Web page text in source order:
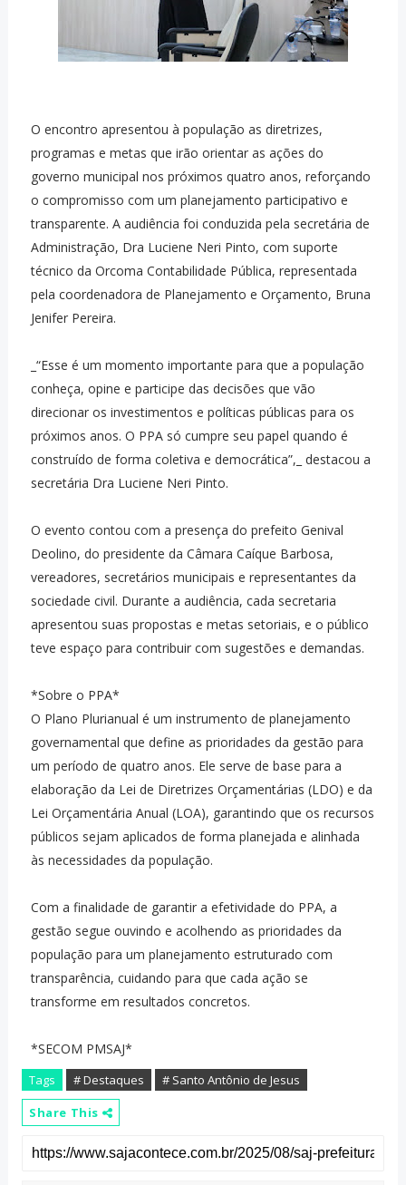
O encontro apresentou à população as diretrizes,
programas e metas que irão orientar as ações do
governo municipal nos próximos quatro anos, reforçando
o compromisso com um planejamento participativo e
transparente. A audiência foi conduzida pela secretária de
Administração, Dra Luciene Neri Pinto, com suporte
técnico da Orcoma Contabilidade Pública, representada
pela coordenadora de Planejamento e Orçamento, Bruna
Jenifer Pereira.
_“Esse é um momento importante para que a população
conheça, opine e participe das decisões que vão
direcionar os investimentos e políticas públicas para os
próximos anos. O PPA só cumpre seu papel quando é
construído de forma coletiva e democrática”,_ destacou a
secretária Dra Luciene Neri Pinto.
O evento contou com a presença do prefeito Genival
Deolino, do presidente da Câmara Caíque Barbosa,
vereadores, secretários municipais e representantes da
sociedade civil. Durante a audiência, cada secretaria
apresentou suas propostas e metas setoriais, e o público
teve espaço para contribuir com sugestões e demandas.
*Sobre o PPA*
O Plano Plurianual é um instrumento de planejamento
governamental que define as prioridades da gestão para
um período de quatro anos. Ele serve de base para a
elaboração da Lei de Diretrizes Orçamentárias (LDO) e da
Lei Orçamentária Anual (LOA), garantindo que os recursos
públicos sejam aplicados de forma planejada e alinhada
às necessidades da população.
Com a finalidade de garantir a efetividade do PPA, a
gestão segue ouvindo e acolhendo as prioridades da
população para um planejamento estruturado com
transparência, cuidando para que cada ação se
transforme em resultados concretos.
*SECOM PMSAJ*
Tags # Destaques
# Santo Antônio de Jesus
Share This